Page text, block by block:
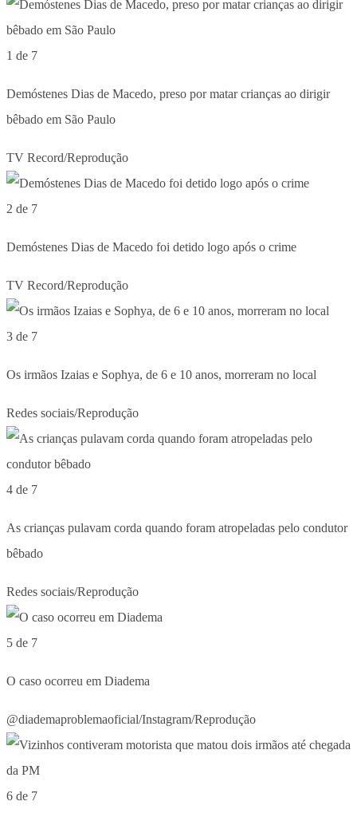
1 de 7
Demóstenes Dias de Macedo, preso por matar crianças ao dirigir
bêbado em São Paulo
TV Record/Reprodução
2 de 7
Demóstenes Dias de Macedo foi detido logo após o crime
TV Record/Reprodução
3 de 7
Os irmãos Izaias e Sophya, de 6 e 10 anos, morreram no local
Redes sociais/Reprodução
4 de 7
As crianças pulavam corda quando foram atropeladas pelo condutor
bêbado
Redes sociais/Reprodução
5 de 7
O caso ocorreu em Diadema
@diademaproblemaoficial/Instagram/Reprodução
6 de 7